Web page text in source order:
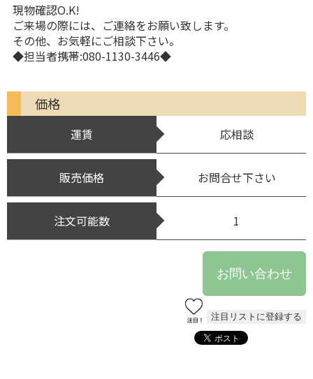
現物確認O.K!
ご来場の際には、ご連絡をお願い致します。
その他、お気軽にご相談下さい。
◆担当者携帯:080-1130-3446◆
価格
運賃 応相談
販売価格 お問合せ下さい
注文可能数 1